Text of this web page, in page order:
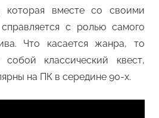
которая вместе со своими
с ролью самого
Что касается жанра, то
собой классический квест,
на ПК в середине 90-х.